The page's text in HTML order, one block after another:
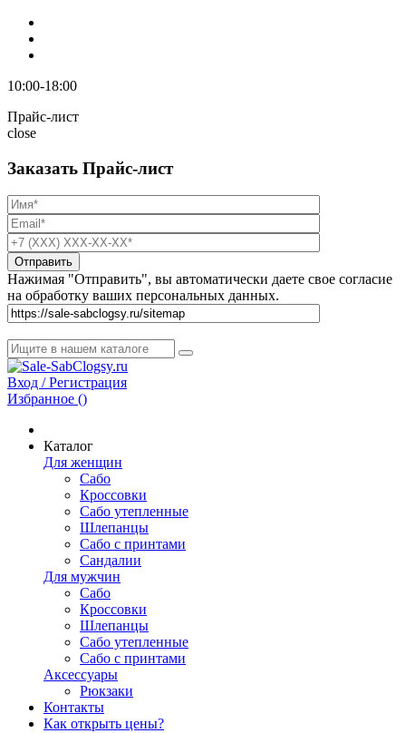
10:00-18:00
Прайс-лист
close
Заказать Прайс-лист
Нажимая "Отправить", вы автоматически даете свое согласие
на обработку ваших персональных данных.
Вход / Регистрация
Избранное ()
Каталог
Для женщин
Сабо
Кроссовки
Сабо утепленные
Шлепанцы
Сабо с принтами
Сандалии
Для мужчин
Сабо
Кроссовки
Шлепанцы
Сабо утепленные
Сабо с принтами
Аксессуары
Рюкзаки
Контакты
Как открыть цены?